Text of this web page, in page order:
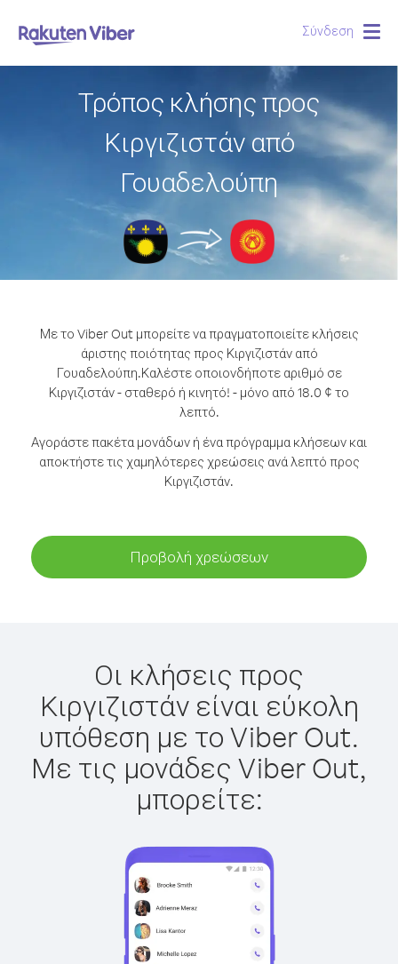
Σύνδεση
Τρόπος κλήσης προς
Κιργιζιστάν από
Γουαδελούπη
Με το Viber Out μπορείτε να πραγματοποιείτε κλήσεις
άριστης ποιότητας προς Κιργιζιστάν από
Γουαδελούπη.Καλέστε οποιονδήποτε αριθμό σε
Κιργιζιστάν - σταθερό ή κινητό! - μόνο από 18.0 ¢ το
λεπτό.
Αγοράστε πακέτα μονάδων ή ένα πρόγραμμα κλήσεων και
αποκτήστε τις χαμηλότερες χρεώσεις ανά λεπτό προς
Κιργιζιστάν.
Προβολή χρεώσεων
Οι κλήσεις προς
Κιργιζιστάν είναι εύκολη
υπόθεση με το Viber Out.
Με τις μονάδες Viber Out,
μπορείτε: